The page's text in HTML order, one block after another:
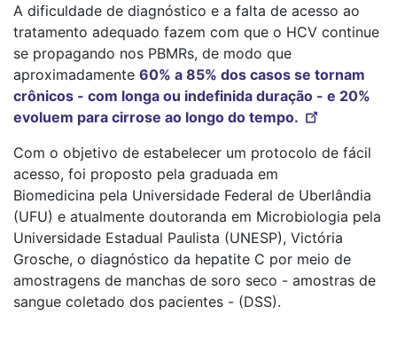
A dificuldade de diagnóstico e a falta de acesso ao
tratamento adequado fazem com que o HCV continue
se propagando nos PBMRs, de modo que
aproximadamente 60% a 85% dos casos se tornam
crônicos - com longa ou indefinida duração - e 20%
evoluem para cirrose ao longo do tempo.
Com o objetivo de estabelecer um protocolo de fácil
acesso, foi proposto pela graduada em
Biomedicina pela Universidade Federal de Uberlândia
(UFU) e atualmente doutoranda em Microbiologia pela
Universidade Estadual Paulista (UNESP), Victória
Grosche, o diagnóstico da hepatite C por meio de
amostragens de manchas de soro seco - amostras de
sangue coletado dos pacientes - (DSS).